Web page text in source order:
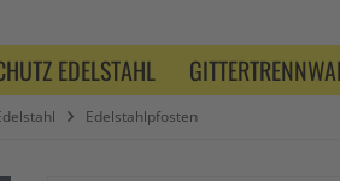
EDELSTAHL
Edelstahlpfosten